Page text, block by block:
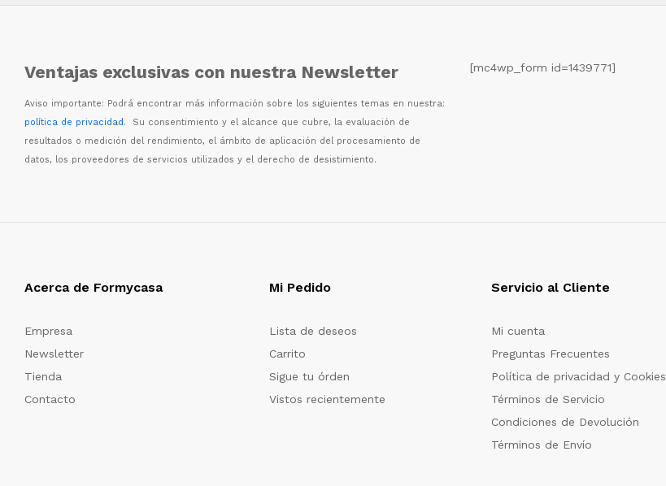
Ventajas exclusivas con nuestra Newsletter
Aviso importante: Podrá encontrar más información sobre los siguientes temas en nuestra:
política de privacidad. Su consentimiento y el alcance que cubre, la evaluación de
resultados o medición del rendimiento, el ámbito de aplicación del procesamiento de
datos, los proveedores de servicios utilizados y el derecho de desistimiento.
[mc4wp_form id=1439771]
Acerca de Formycasa
Empresa
Newsletter
Tienda
Contacto
Mi Pedido
Lista de deseos
Carrito
Sigue tu órden
Vistos recientemente
Servicio al Cliente
Mi cuenta
Preguntas Frecuentes
Política de privacidad y Cookies
Términos de Servicio
Condiciones de Devolución
Términos de Envío